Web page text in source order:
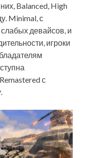
Balanced, High
Minimal, с
девайсов, и
игроки
с